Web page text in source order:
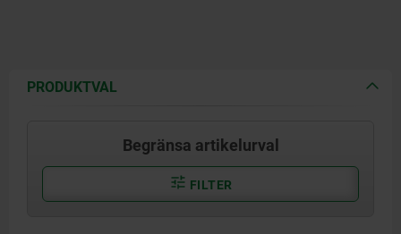
PRODUKTVAL
Begränsa artikelurval
FILTER